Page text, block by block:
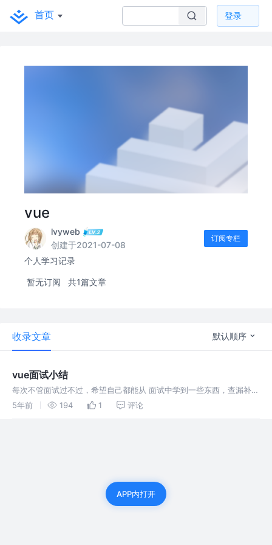
首页 登录
vue
lvyweb
创建于2021-07-08
订阅专栏
个人学习记录
暂无订阅 共1篇文章
收录文章 默认顺序
vue面试小结
每次不管面试过不过，希望自己都能从 面试中学到一些东西，查漏补
缺，希望能够找到满意的工作，come on
5年前 194 1 评论
APP内打开